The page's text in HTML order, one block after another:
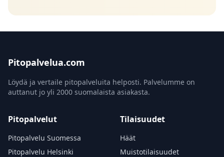
Pitopalvelua.com
Löydä ja vertaile pitopalveluita helposti. Palvelumme on
auttanut jo yli 2000 suomalaista asiakasta.
Pitopalvelut
Pitopalvelu Suomessa
Pitopalvelu Helsinki
Tilaisuudet
Häät
Muistotilaisuudet